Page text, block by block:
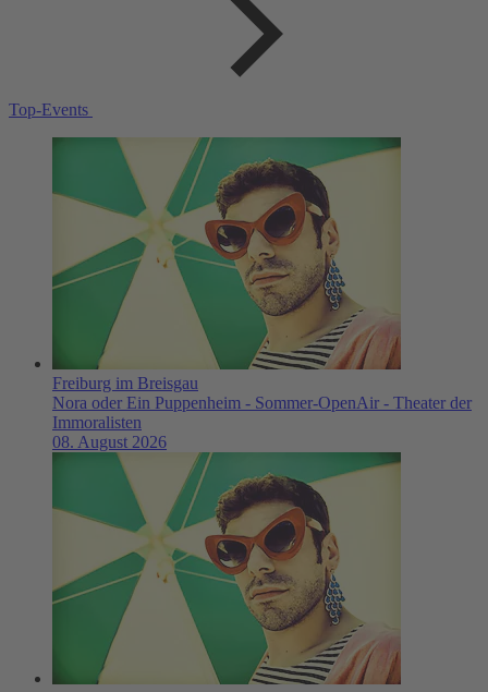
Top-Events
Freiburg im Breisgau
Nora oder Ein Puppenheim - Sommer-OpenAir - Theater der
Immoralisten
08. August 2026